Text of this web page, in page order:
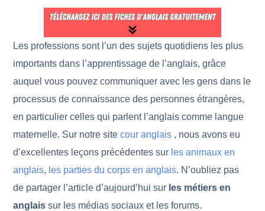
Les professions sont l’un des sujets quotidiens les plus
importants dans l’apprentissage de l’anglais, grâce
auquel vous pouvez communiquer avec les gens dans le
processus de connaissance des personnes étrangères,
en particulier celles qui parlent l’anglais comme langue
maternelle. Sur notre sitecour anglais , nous avons eu
d’excellentes leçons précédentes sur les animaux en
anglais, les parties du corps en anglais. N’oubliez pas
de partager l’article d’aujourd’hui sur les métiers en
anglais sur les médias sociaux et les forums.